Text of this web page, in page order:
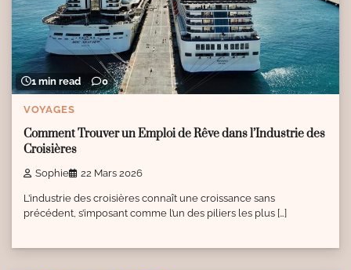
1 min read 0
VOYAGES
Comment Trouver un Emploi de Rêve dans l’Industrie des
Croisières
Sophie 22 Mars 2026
L’industrie des croisières connaît une croissance sans
précédent, s’imposant comme l’un des piliers les plus […]